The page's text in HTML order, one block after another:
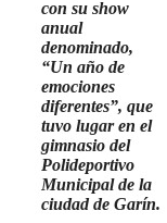
con su show
anual
denominado,
“Un año de
emociones
diferentes”, que
tuvo lugar en el
gimnasio del
Polideportivo
Municipal de la
ciudad de Garín.